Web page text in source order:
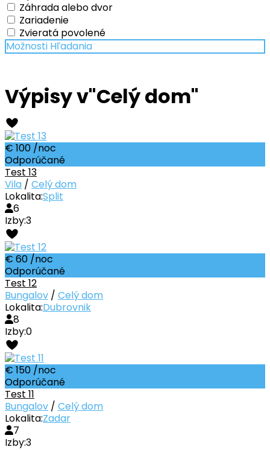
Záhrada alebo dvor
Zariadenie
Zvieratá povolené
Možnosti Hľadania
Výpisy v"Celý dom"
€ 100 /noc
Odporúčané
Test 13
Vila / Celý dom
Lokalita:Split
6
Izby:3
€ 60 /noc
Odporúčané
Test 12
Bungalov / Celý dom
Lokalita:Dubrovnik
8
Izby:0
€ 150 /noc
Odporúčané
Test 11
Bungalov / Celý dom
Lokalita:Zadar
7
Izby:3